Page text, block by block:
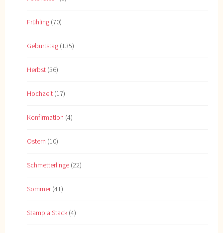
Frühling (70)
Geburtstag (135)
Herbst (36)
Hochzeit (17)
Konfirmation (4)
Ostern (10)
Schmetterlinge (22)
Sommer(41)
Stamp a Stack (4)